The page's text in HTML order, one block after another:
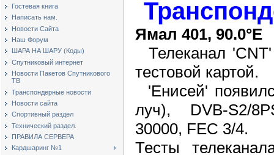
Гостевая книга
Написать нам.
Новости Сайта
Наш Форум
ШАРА НА ШАРУ (Коды)
Спутниковый интернет
Новости Пакетов Спутникового
ТВ
Транспондерные новости
Новости сайта
Спортивный раздел
Технический раздел.
ПРАВИЛА СЕРВЕРА
Кардшаринг №1
Ямал 401, 90.0°E
Телеканал
тестовой картой.
'Енисей'
луч), DVB-S2/
30000, FEC 3/4.
Тесты